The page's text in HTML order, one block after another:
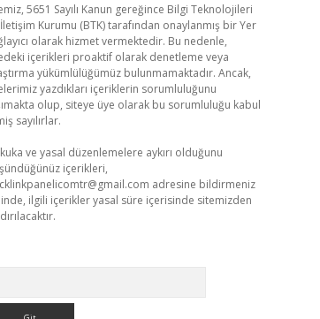
5651 Sayılı Kanun gereğince Bilgi Teknolojileri
Kurumu (BTK) tarafından onaylanmış bir Yer
olarak hizmet vermektedir. Bu nedenle,
içerikleri proaktif olarak denetleme veya
yükümlülüğümüz bulunmamaktadır. Ancak,
yazdıkları içeriklerin sorumluluğunu
olup, siteye üye olarak bu sorumluluğu kabul
sayılırlar.
ve yasal düzenlemelere aykırı olduğunu
içerikleri,
adresine bildirmeniz
ilgili içerikler yasal süre içerisinde sitemizden